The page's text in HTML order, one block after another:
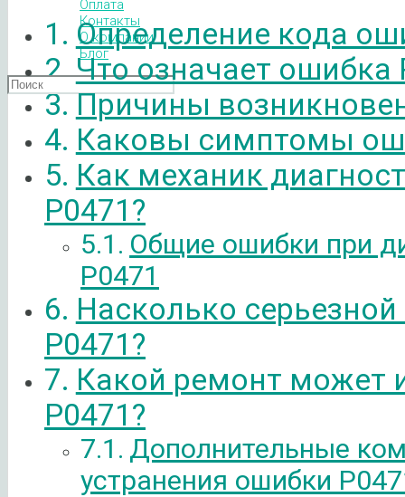
Оплата
Контакты
О компании
Блог
Определение кода
Что означает ошибка
Причины
Каковы симптомы
Как механик
P0471?
Общие ошибки при
P0471
Насколько
P0471?
Какой ремонт может
P0471?
Дополнительные
устранения ошибки